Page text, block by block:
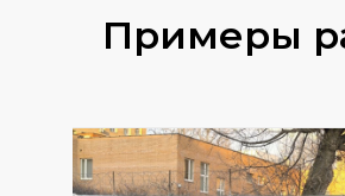
Примеры